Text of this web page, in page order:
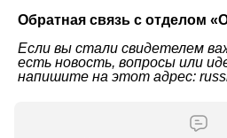
Обратная связь с отделом
Если вы стали свидетелем
есть новость, вопросы или
напишите на этот адрес: